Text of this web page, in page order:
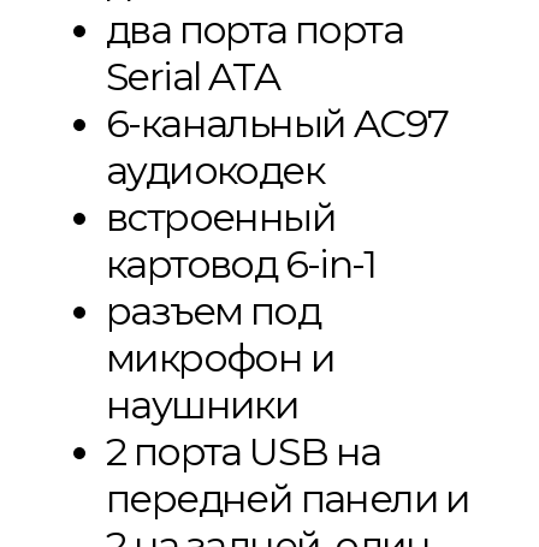
два порта порта
Serial ATA
6-канальный AC97
аудиокодек
встроенный
картовод 6-in-1
разъем под
микрофон и
наушники
2 порта USB на
передней панели и